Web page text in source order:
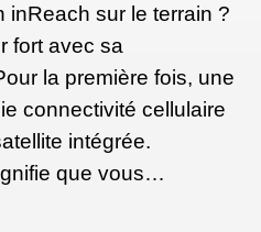
inReach sur le terrain ?
fort avec sa
la première fois, une
connectivité cellulaire
intégrée.
que vous…